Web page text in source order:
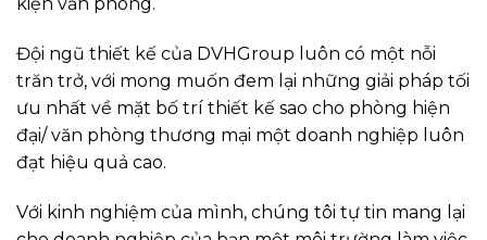
Đội ngũ thiết kế của DVHGroup luôn có một nỗi
trăn trở, với mong muốn đem lại những giải pháp tối
ưu nhất về mặt bố trí thiết kế sao cho phòng hiện
đại/ văn phòng thương mại một doanh nghiệp luôn
đạt hiệu quả cao.
Với kinh nghiệm của mình, chúng tôi tự tin mang lại